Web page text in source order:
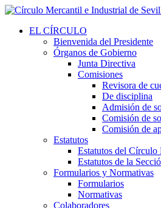
EL CÍRCULO
Bienvenida del Presidente
Órganos de Gobierno
Junta Directiva
Comisiones
Revisora de
De disciplina
Admisión de
Comisión de
Comisión de
Estatutos
Estatutos del
Estatutos de la
Formularios y Normativas
Formularios
Normativas
Colaboradores